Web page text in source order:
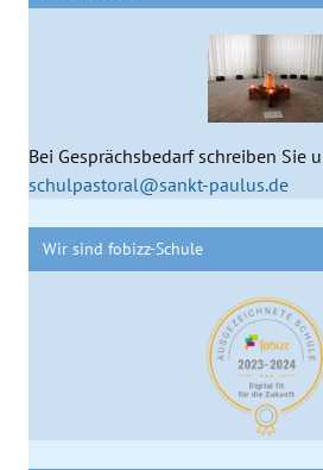
Bei Gesprächsbedarf schreiben Sie
schulpastoral@sankt-paulus.de
Wir sind fobizz-Schule